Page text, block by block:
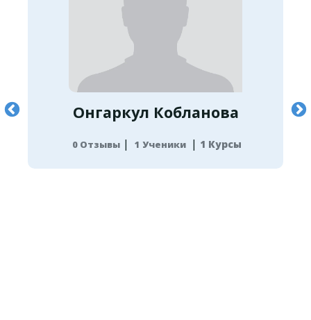
Онгаркул Кобланова
0 Отзывы | 1 Ученики | 1 Курсы